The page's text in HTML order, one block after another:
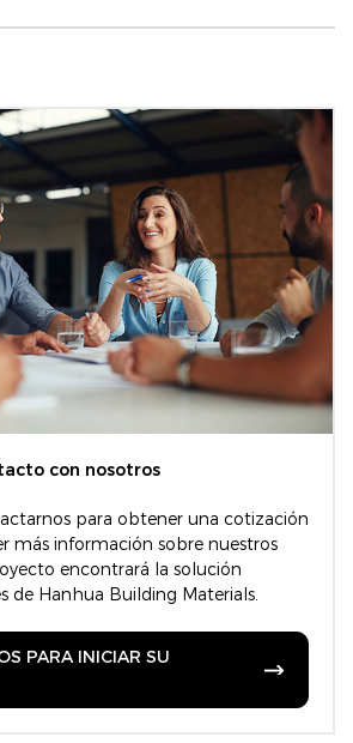
con nosotros
para obtener una cotización
más información sobre nuestros
encontrará la solución
de Hanhua Building Materials.
PARA INICIAR SU